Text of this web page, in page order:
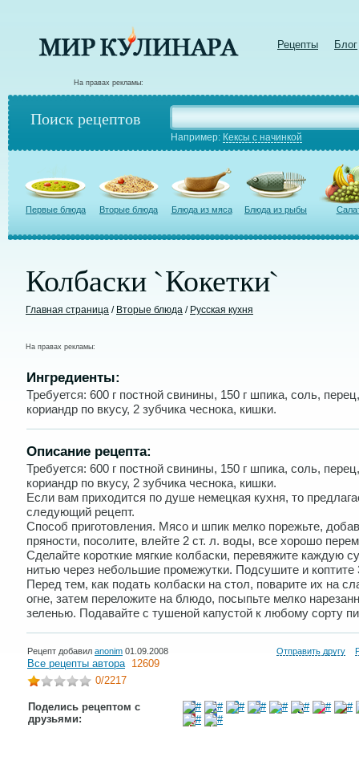
Рецепты Блог
На правах рекламы:
Поиск рецептов
Например: Кексы с начинкой
Первые блюда Вторые блюда Блюда из мяса Блюда из рыбы
Колбаски `Кокетки`
Главная страница / Вторые блюда / Русская кухня
На правах рекламы:
Ингредиенты:
Требуется: 600 г постной свинины, 150 г шпика, соль,
кориандр по вкусу, 2 зубчика чеснока, кишки.
Описание рецепта:
Требуется: 600 г постной свинины, 150 г шпика, соль,
кориандр по вкусу, 2 зубчика чеснока, кишки.
Если вам приходится по душе немецкая кухня, то
следующий рецепт.
Способ приготовления. Мясо и шпик мелко порежьте,
пряности, посолите, влейте 2 ст. л. воды, все хорошо
Сделайте короткие мягкие колбаски, перевяжите каждую
нитью через небольшие промежутки. Подсушите и коптите
Перед тем, как подать колбаски на стол, поварите их на
огне, затем переложите на блюдо, посыпьте мелко
зеленью. Подавайте с тушеной капустой к любому сорту
Рецепт добавил anonim 01.09.2008 Отправить другу
Все рецепты автора 12609
0/2217
Поделись рецептом с
друзьями: